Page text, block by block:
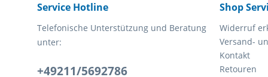
Service Hotline
Telefonische Unterstützung und Beratung
unter:
+49211/5692786
Shop
Widerruf
Versand-
Kontakt
Retouren